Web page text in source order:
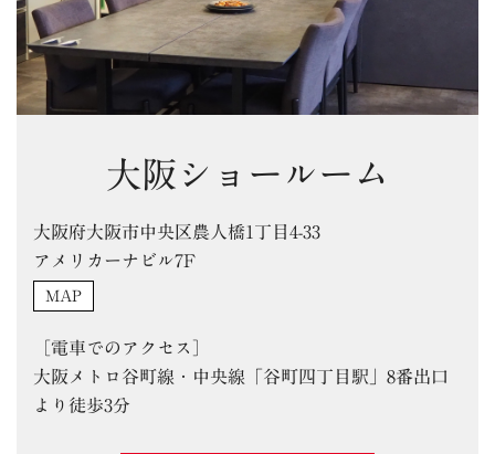
大阪ショールーム
大阪府大阪市中央区農人橋1丁目4-33
アメリカーナビル7F
MAP
［電車でのアクセス］
大阪メトロ谷町線・中央線「谷町四丁目駅」8番出口
より徒歩3分